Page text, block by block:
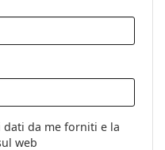
dati da me forniti e la
web